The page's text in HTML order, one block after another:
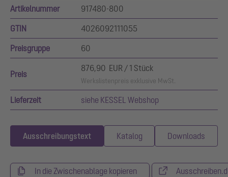
Artikelnummer 917480-800
GTIN 4026092111055
Preisgruppe 60
Preis
876,90 EUR / 1 Stück
Werkslistenpreis exklusive MwSt.
Lieferzeit siehe KESSEL Webshop
Ausschreibungstext Katalog Downloads
In die Zwischenablage kopieren